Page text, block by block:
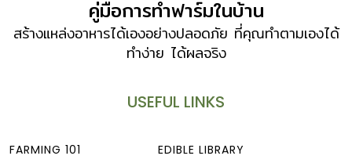
พันตันที่ถูกทิ้งมานานร่วม20 ปี ซึ่งรวบรวมมาจากช่วงที่
เชียงใหม่ประสบภัยน้ำท่วมโดยมีเทศบาลเมืองเชียงใหม่เป็นเจ้าของ
หลังจากที่พูดคุยกันอยู่หลายครั้ง ใจบ้าน สตูดิโอและภาคีที่
ดินมาแล้ว งานต่อไปคือการระดมทุน ระดมกล้าไม้ ระดมเมล็ด
กรมเจ้าท่าจึงนำดินมาช่วยถมให้ ส่วนภาคเอกชนหลายที่ก็บริจาก
คู่มือการทำฟาร์มในบ้าน
สร้างแหล่งอาหารได้เองอย่างปลอดภัย ที่คุณทำตามเองได้
ทำง่าย ได้ผลจริง
USEFUL LINKS
FARMING 101
EDIBLE LIBRARY